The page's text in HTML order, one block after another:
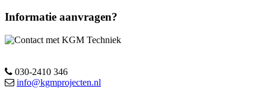
Informatie aanvragen?
030-2410 346
info@kgmprojecten.nl